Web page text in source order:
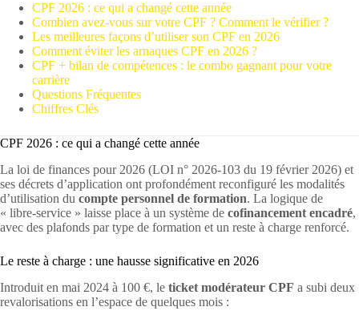
CPF 2026 : ce qui a changé cette année
Combien avez-vous sur votre CPF ? Comment le vérifier ?
Les meilleures façons d’utiliser son CPF en 2026
Comment éviter les arnaques CPF en 2026 ?
CPF + bilan de compétences : le combo gagnant pour votre
carrière
Questions Fréquentes
Chiffres Clés
CPF 2026 : ce qui a changé cette année
La loi de finances pour 2026 (LOI n° 2026-103 du 19 février 2026) et
ses décrets d’application ont profondément reconfiguré les modalités
d’utilisation du compte personnel de formation. La logique de
« libre-service » laisse place à un système de cofinancement encadré,
avec des plafonds par type de formation et un reste à charge renforcé.
Le reste à charge : une hausse significative en 2026
Introduit en mai 2024 à 100 €, le ticket modérateur CPF a subi deux
revalorisations en l’espace de quelques mois :